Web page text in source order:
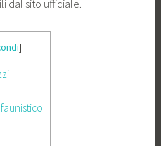
dal sito ufficiale.
]